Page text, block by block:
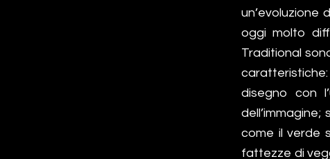
un’evoluzione
oggi molto
Traditional
caratteristiche:
disegno con
come il verde
fattezze di